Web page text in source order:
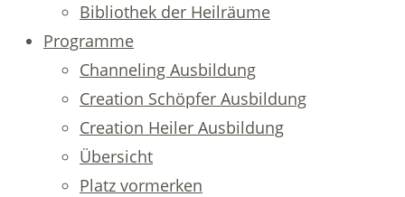
Bibliothek der Heilräume
Programme
Channeling Ausbildung
Creation Schöpfer Ausbildung
Creation Heiler Ausbildung
Übersicht
Platz vormerken